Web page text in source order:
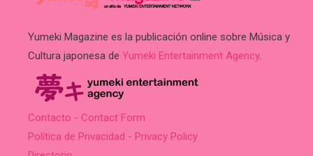
Yumeki Magazine es la publicación online sobre Música y
Cultura japonesa de Yumeki Entertainment Agency.
Contacto - Contact Form
Política de Privacidad - Privacy Policy